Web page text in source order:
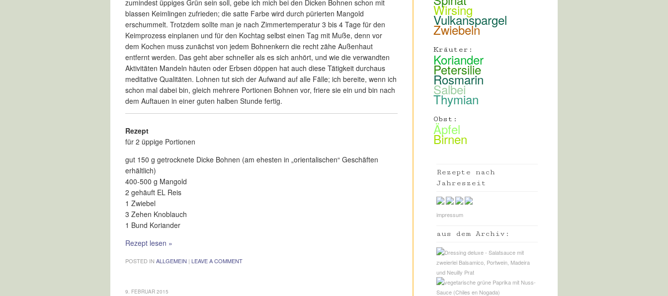
zumindest üppiges Grün sein soll, gebe ich mich bei den Dicken Bohnen schon mit
blassen Keimlingen zufrieden; die satte Farbe wird durch pürierten Mangold
erschummelt. Trotzdem sollte man je nach Zimmertemperatur 3 bis 4 Tage für den
Keimprozess einplanen und für den Kochtag selbst einen Tag mit Muße, denn vor
dem Kochen muss zunächst von jedem Bohnenkern die recht zähe Außenhaut
entfernt werden. Das geht aber schneller als es sich anhört, und wie die verwandten
Aktivitäten Mandeln häuten oder Erbsen döppen hat auch diese Tätigkeit durchaus
meditative Qualitäten. Lohnen tut sich der Aufwand auf alle Fälle; ich bereite, wenn ich
schon mal dabei bin, gleich mehrere Portionen Bohnen vor, friere sie ein und bin nach
dem Auftauen in einer guten halben Stunde fertig.
Rezept
für 2 üppige Portionen
gut 150 g getrocknete Dicke Bohnen (am ehesten in „orientalischen“ Geschäften
erhältlich)
400-500 g Mangold
2 gehäuft EL Reis
1 Zwiebel
3 Zehen Knoblauch
1 Bund Koriander
Rezept lesen »
POSTED IN ALLGEMEIN | LEAVE A COMMENT
9. FEBRUAR 2015
Wirsing
Vulkanspargel
Zwiebeln
Kräuter:
Koriander
Petersilie
Rosmarin
Salbei
Thymian
Obst:
Äpfel
Birnen
Rezepte nach
Jahreszeit
impressum
aus dem Archiv: